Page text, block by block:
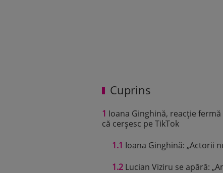
Cuprins
1 Ioana Ginghină, reacție
că cerșesc pe TikTok
1.1 Ioana Ginghină: „Actorii
1.2 Lucian Viziru se apără: